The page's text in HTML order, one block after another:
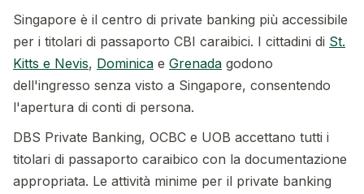
Singapore è il centro di private banking più accessibile
per i titolari di passaporto CBI caraibici. I cittadini di St.
Kitts e Nevis, Dominica e Grenada godono
dell'ingresso senza visto a Singapore, consentendo
l'apertura di conti di persona.
DBS Private Banking, OCBC e UOB accettano tutti i
titolari di passaporto caraibico con la documentazione
appropriata. Le attività minime per il private banking